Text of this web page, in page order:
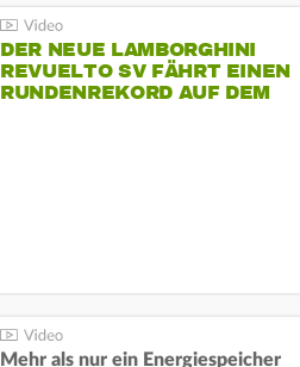
DER NEUE LAMBORGHINI
REVUELTO SV FÄHRT EINEN
RUNDENREKORD AUF DEM
Mehr als nur ein Energiespeicher